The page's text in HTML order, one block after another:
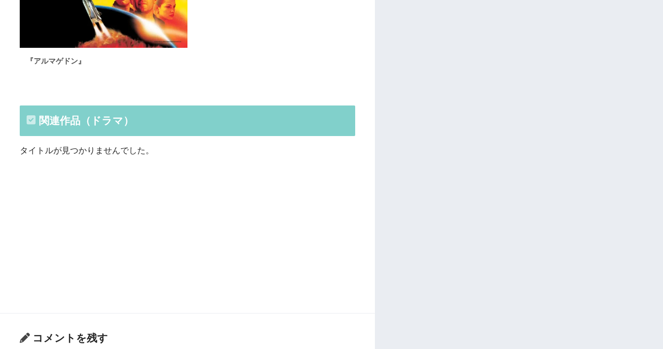
『アルマゲドン』
関連作品（ドラマ）
タイトルが見つかりませんでした。
コメントを残す